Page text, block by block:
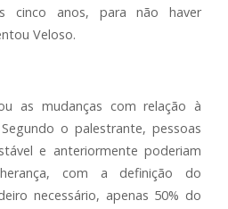
cinco anos, para não haver
Veloso.
as mudanças com relação à
o palestrante, pessoas
e anteriormente poderiam
com a definição do
necessário, apenas 50% do